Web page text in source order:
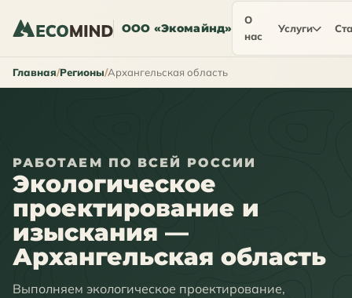
ООО «Экомайнд»
О
нас
Услуги
Главная Регионы Архангельская область
РАБОТАЕМ ПО ВСЕЙ РОССИИ
Экологическое
проектирование и
изыскания —
Архангельская область
Выполняем экологическое проектирование,